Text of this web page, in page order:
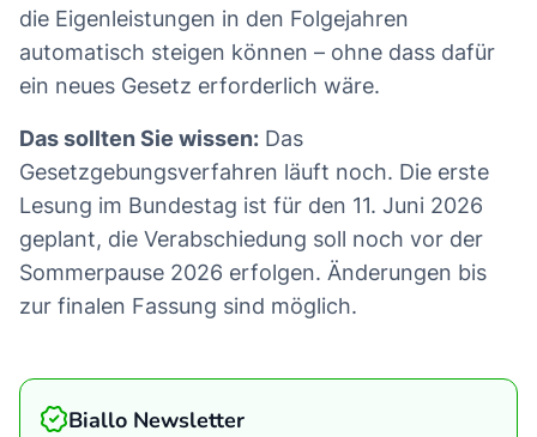
die Eigenleistungen in den Folgejahren
automatisch steigen können – ohne dass dafür
ein neues Gesetz erforderlich wäre.
Das sollten Sie wissen: Das
Gesetzgebungsverfahren läuft noch. Die erste
Lesung im Bundestag ist für den 11. Juni 2026
geplant, die Verabschiedung soll noch vor der
Sommerpause 2026 erfolgen. Änderungen bis
zur finalen Fassung sind möglich.
Biallo Newsletter